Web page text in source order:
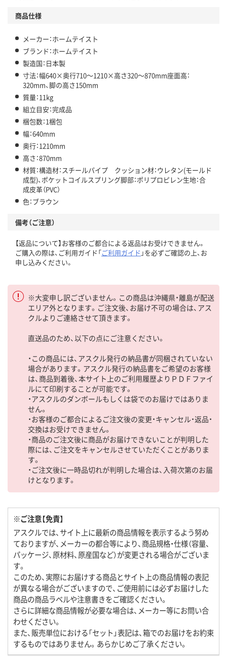
商品仕様
メーカー：ホームテイスト
ブランド：ホームテイスト
製造国：日本製
寸法：幅640×奥行710～1210×高さ320～870mm座面高：
320mm、脚の高さ150mm
質量：11kg
組立目安：完成品
梱包数：1梱包
幅：640mm
奥行：1210mm
高さ：870mm
材質：構造材：スチールパイプ クッション材：ウレタン(モールド
成型)、ポケットコイルスプリング脚部：ポリプロピレン生地：合
成皮革（PVC）
色：ブラウン
備考（ご注意）
【返品について】お客様のご都合による返品はお受けできません。
ご購入の際は、ご利用ガイド「ご利用ガイド 」を必ずご確認の上、お
申し込みください。
※大変申し訳ございません。この商品は沖縄県・離島が配送
エリア外となります。ご注文後、お届け不可の場合は、アス
クルよりご連絡させて頂きます。
直送品のため、以下の点にご注意ください。
・この商品には、アスクル発行の納品書が同梱されていない
場合があります。アスクル発行の納品書をご希望のお客様
は、商品到着後、本サイト上のご利用履歴よりＰＤＦファイ
ルにて印刷することが可能です。
・アスクルのダンボールもしくは袋でのお届けではありま
せん。
・お客様のご都合によるご注文後の変更・キャンセル・返品・
交換はお受けできません。
・商品のご注文後に商品がお届けできないことが判明した
際には、ご注文をキャンセルさせていただくことがありま
す。
・ご注文後に一時品切れが判明した場合は、入荷次第のお届
けとなります。
※ご注意【免責】
アスクルでは、サイト上に最新の商品情報を表示するよう努め
ておりますが、メーカーの都合等により、商品規格・仕様（容量、
パッケージ、原材料、原産国など）が変更される場合がございま
す。
このため、実際にお届けする商品とサイト上の商品情報の表記
が異なる場合がございますので、ご使用前には必ずお届けした
商品の商品ラベルや注意書きをご確認ください。
さらに詳細な商品情報が必要な場合は、メーカー等にお問い合
わせください。
また、販売単位における「セット」表記は、箱でのお届けをお約束
するものではありません。あらかじめご了承ください。